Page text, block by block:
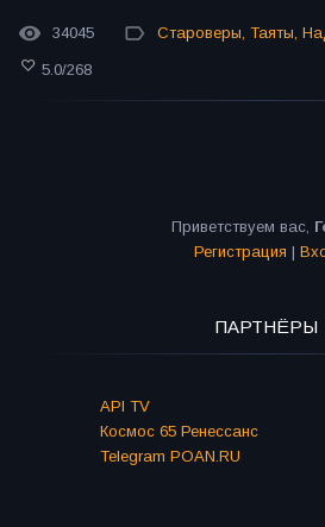
34045 Староверы, Таяты,
5.0/268
Приветствуем вас,
Регистрация |
ПАРТНЁРЫ
API TV
Космос 65 Ренессанс
Telegram POAN.RU